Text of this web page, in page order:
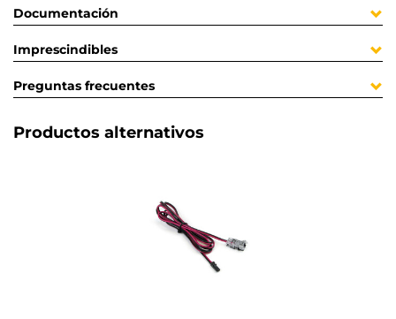
Documentación
Imprescindibles
Preguntas frecuentes
Productos alternativos